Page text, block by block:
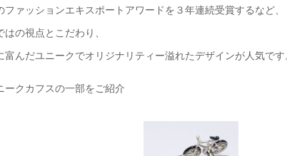
ファッションエキスポートアワードを３年連続受賞するなど、
はの視点とこだわり、
富んだユニークでオリジナリティー溢れたデザインが人気です
ークカフスの一部をご紹介